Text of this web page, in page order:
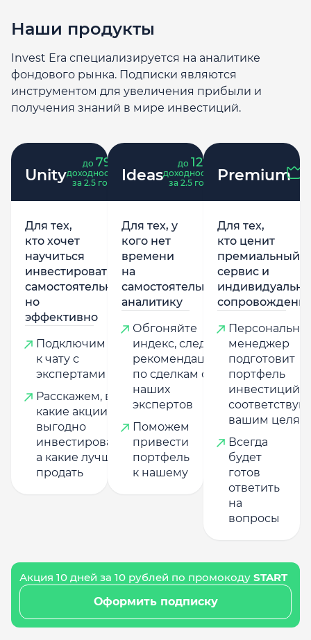
Наши продукты
Invest Era специализируется на аналитике
фондового рынка. Подписки являются
инструментом для увеличения прибыли и
получения знаний в мире инвестиций.
Unity
до 79
доходность
за 2.5 года
Для тех,
кто хочет
научиться
инвестировать
самостоятельно,
но
эффективно
Подключим
к чату с
экспертами
Расскажем, в
какие акции
выгодно
инвестировать,
а какие лучше
продать
Ideas
до 121
доходность
за 2.5 года
Для тех, у
кого нет
времени
на
самостоятельную
аналитику
Обгоняйте
индекс, следуя
рекомендациям
по сделкам от
наших
экспертов
Поможем
привести
портфель
к нашему
Premium
Для тех,
кто ценит
премиальный
сервис и
менеджер
подготовит
портфель
инвестиций,
вашим целям
Всегда
будет
готов
ответить
на
вопросы
Акция 10 дней за 10 рублей по промокоду START
Оформить подписку